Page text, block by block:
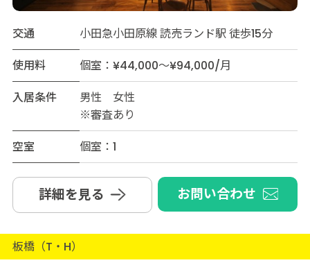
交通
小田急小田原線 読売ランド駅 徒歩15分
使用料
個室：¥44,000～¥94,000/月
入居条件
男性 女性
※審査あり
空室
個室：1
詳細を見る お問い合わせ
板橋（T・H）